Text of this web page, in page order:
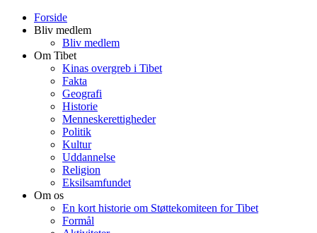
Forside
Bliv medlem
Bliv medlem
Om Tibet
Kinas overgreb i Tibet
Fakta
Geografi
Historie
Menneskerettigheder
Politik
Kultur
Uddannelse
Religion
Eksilsamfundet
Om os
En kort historie om Støttekomiteen for Tibet
Formål